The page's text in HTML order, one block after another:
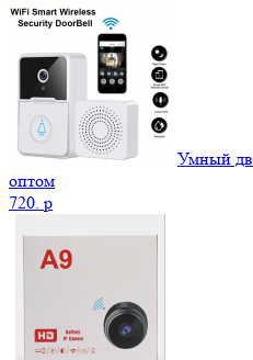
Умный
оптом
720. p